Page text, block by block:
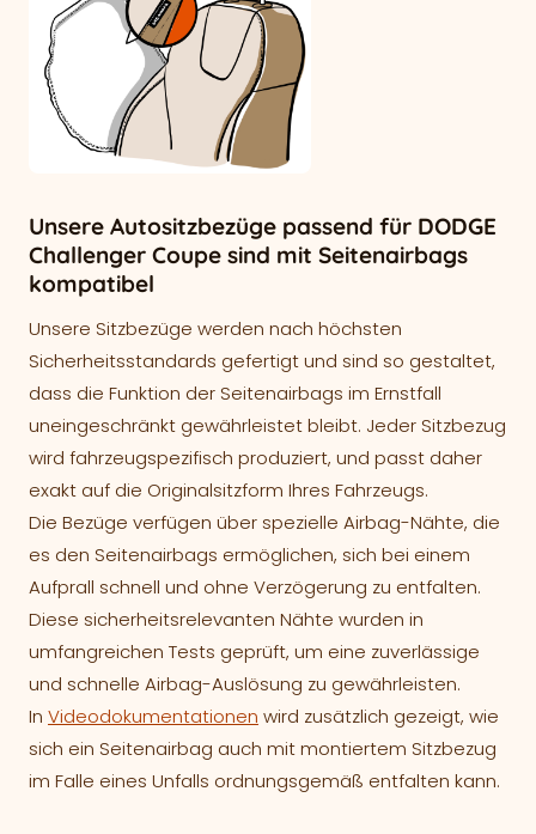
Unsere Autositzbezüge passend für DODGE
Challenger Coupe sind mit Seitenairbags
kompatibel
Unsere Sitzbezüge werden nach höchsten
Sicherheitsstandards gefertigt und sind so gestaltet,
dass die Funktion der Seitenairbags im Ernstfall
uneingeschränkt gewährleistet bleibt. Jeder Sitzbezug
wird fahrzeugspezifisch produziert, und passt daher
exakt auf die Originalsitzform Ihres Fahrzeugs.
Die Bezüge verfügen über spezielle Airbag-Nähte, die
es den Seitenairbags ermöglichen, sich bei einem
Aufprall schnell und ohne Verzögerung zu entfalten.
Diese sicherheitsrelevanten Nähte wurden in
umfangreichen Tests geprüft, um eine zuverlässige
und schnelle Airbag-Auslösung zu gewährleisten.
In Videodokumentationen wird zusätzlich gezeigt, wie
sich ein Seitenairbag auch mit montiertem Sitzbezug
im Falle eines Unfalls ordnungsgemäß entfalten kann.